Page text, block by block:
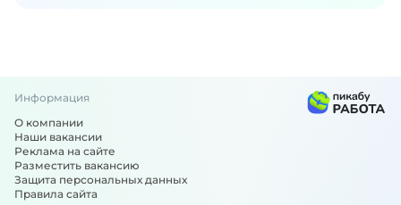
Информация
О компании
Наши вакансии
Реклама на сайте
Разместить вакансию
Защита персональных данных
Правила сайта